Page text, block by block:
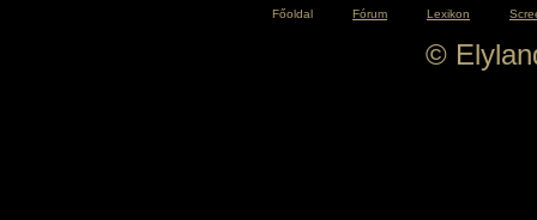
Főoldal Fórum Lexikon
©